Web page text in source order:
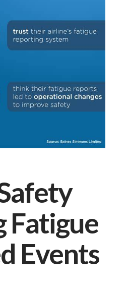
Fatigue
Events